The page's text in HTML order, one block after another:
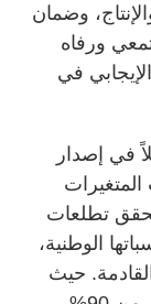
وضمان
ورفاه
في
في إصدار
تطلعات
الوطنية،
حيث